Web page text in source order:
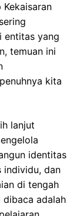
entitas yang
temuan ini
kita
lanjut
identitas
individu, dan
di tengah
dibaca adalah